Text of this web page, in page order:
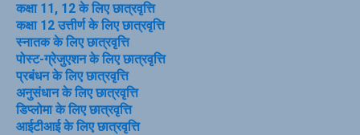
कक्षा 11, 12 के लिए छात्रवृत्ति
कक्षा 12 उत्तीर्ण के लिए छात्रवृत्ति
स्नातक के लिए छात्रवृत्ति
पोस्ट-ग्रेजुएशन के लिए छात्रवृत्ति
प्रबंधन के लिए छात्रवृत्ति
अनुसंधान के लिए छात्रवृत्ति
डिप्लोमा के लिए छात्रवृत्ति
आईटीआई के लिए छात्रवृत्ति